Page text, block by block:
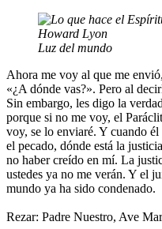
Howard Lyon
Luz del mundo
Ahora me voy al que me
«¿A dónde vas?». Pero al
Sin embargo, les digo la
porque si no me voy, el
voy, se lo enviaré. Y cuando
el pecado, dónde está la
no haber creído en mí. La
ustedes ya no me verán. Y el
mundo ya ha sido condenado.
Rezar: Padre Nuestro, Ave